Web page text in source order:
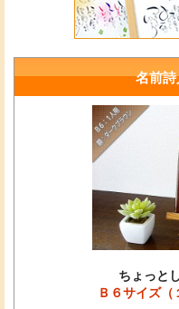
名前
ちょっと
Ｂ６サイズ（